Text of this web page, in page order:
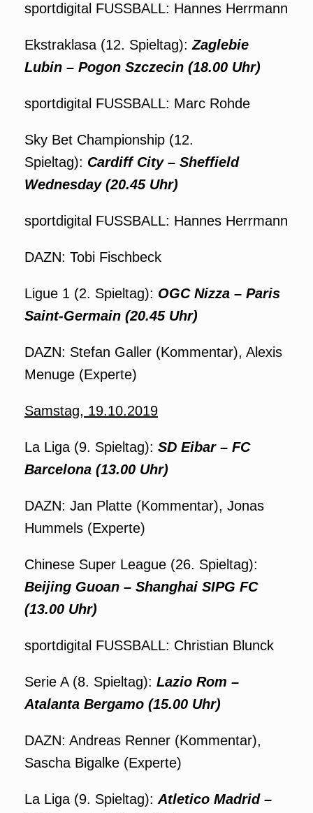
sportdigital FUSSBALL: Hannes Herrmann
Ekstraklasa (12. Spieltag):Zaglebie
Lubin – Pogon Szczecin (18.00 Uhr)
sportdigital FUSSBALL: Marc Rohde
Sky Bet Championship (12.
Spieltag): Cardiff City – Sheffield
Wednesday (20.45 Uhr)
sportdigital FUSSBALL: Hannes Herrmann
DAZN: Tobi Fischbeck
Ligue 1 (2. Spieltag): OGC Nizza – Paris
Saint-Germain (20.45 Uhr)
DAZN: Stefan Galler (Kommentar), Alexis
Menuge (Experte)
Samstag, 19.10.2019
La Liga (9. Spieltag): SD Eibar – FC
Barcelona (13.00 Uhr)
DAZN: Jan Platte (Kommentar), Jonas
Hummels (Experte)
Chinese Super League (26. Spieltag):
Beijing Guoan – Shanghai SIPG FC
(13.00 Uhr)
sportdigital FUSSBALL: Christian Blunck
Serie A (8. Spieltag): Lazio Rom –
Atalanta Bergamo (15.00 Uhr)
DAZN: Andreas Renner (Kommentar),
Sascha Bigalke (Experte)
La Liga (9. Spieltag): Atletico Madrid –